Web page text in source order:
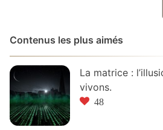
Contenus les plus aimés
La matrice :
vivons.
48